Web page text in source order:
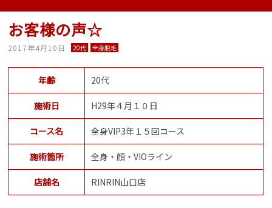
お客様の声☆
2017年4月10日 20代 全身脱毛
年齢 20代
施術日 H29年４月１０日
コース名 全身VIP3年１５回コース
施術箇所 全身・顔・VIOライン
店舗名 RINRIN山口店